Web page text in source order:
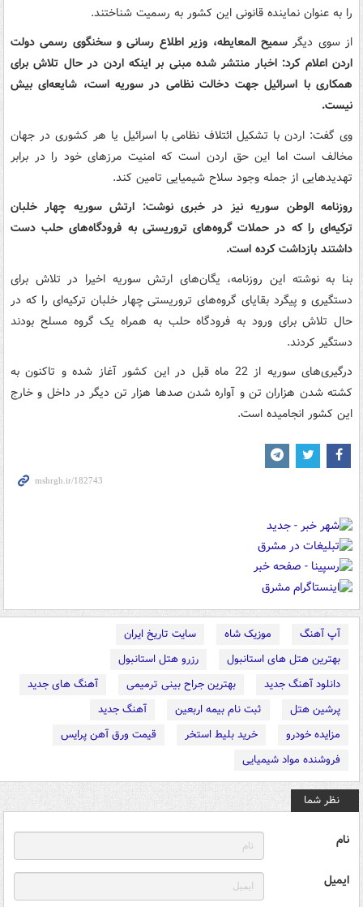
را به عنوان نماینده قانونی این کشور به رسمیت شناختند.
از سوی دیگر سمیح المعایطه، وزیر اطلاع رسانی و سخنگوی رسمی دولت
اردن اعلام کرد: اخبار منتشر شده مبنی بر اینکه اردن در حال تلاش برای
همکاری با اسرائیل جهت دخالت نظامی در سوریه است، شایعه‌ای بیش
نیست.
وی گفت: اردن با تشکیل ائتلاف نظامی با اسرائیل یا هر کشوری در جهان
مخالف است اما این حق اردن است که امنیت مرزهای خود را در برابر
تهدیدهایی از جمله وجود سلاح شیمیایی تامین کند.
روزنامه الوطن سوریه نیز در خبری نوشت: ارتش سوریه چهار خلبان
ترکیه‌ای را که در حملات گروه‌های تروریستی به فرودگاه‌های حلب دست
داشتند بازداشت کرده است.
بنا به نوشته این روزنامه، یگان‌های ارتش سوریه اخیرا در تلاش برای
دستگیری و پیگرد بقایای گروه‌های تروریستی چهار خلبان ترکیه‌ای را که در
حال تلاش برای ورود به فرودگاه حلب به همراه یک گروه مسلح بودند
دستگیر کردند.
درگیری‌های سوریه از 22 ماه قبل در این کشور آغاز شده و تاکنون به
کشته شدن هزاران تن و آواره شدن صدها هزار تن دیگر در داخل و خارج
این کشور انجامیده است.
آپ آهنگ موزیک شاه
سایت تاریخ ایران
بهترین هتل های استانبول
رزرو هتل استانبول
دانلود آهنگ جدید
بهترین جراح بینی ترمیمی
آهنگ های جدید
پرشین هتل
ثبت نام بیمه اربعین
آهنگ جدید
مزایده خودرو
خرید بلیط استخر
قیمت ورق آهن پرایس
فروشنده مواد شیمیایی
نظر شما
نام
ایمیل